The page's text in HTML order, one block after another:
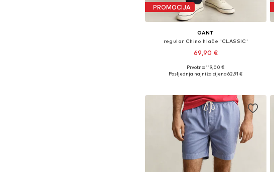
PROMOCIJA
GANT
regular Chino hlače 'CLASSIC'
69,90 €
Dostupne veličine: 31 x 32, 32 x 32
Prvotno: 119,00 €
Posljednja najniža cijena:62,91 €